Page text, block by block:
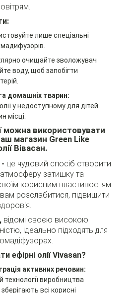
лише спеціальні
очищайте зволожувач
воду, щоб запобігти
домашніх тварин:
у недоступному для дітей
місці.
можна використовувати
наш магазин Green Like
Вівасан.
- це чудовий спосіб створити
затишку та
корисним властивостям
розслабитися, підвищити
відомі своєю високою
ідеально підходять для
ефірні олії Vivasan?
активних речовин:
технології виробництва
всі корисні